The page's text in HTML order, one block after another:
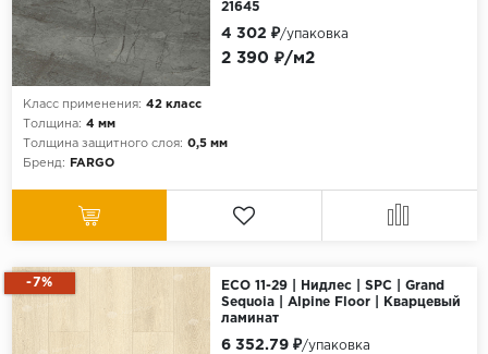
21645
Класс применения: 42 класс
Толщина: 4 мм
Толщина защитного слоя: 0,5 мм
Бренд:
FARGO
2 390 ₽/м2
4 302 ₽/упаковка
-7%
ECO 11-29 | Нидлес | SPC | Grand
Sequoia | Alpine Floor | Кварцевый
ламинат
6 352.79 ₽/упаковка